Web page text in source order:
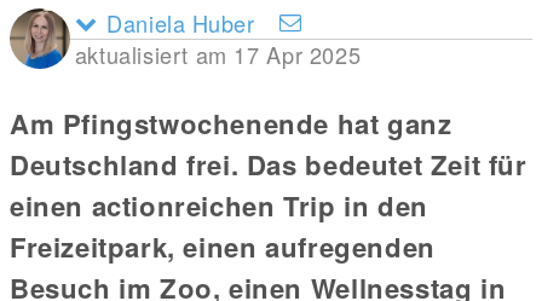
Daniela Huber
aktualisiert am 17 Apr 2025
Am Pfingstwochenende hat ganz
Deutschland frei. Das bedeutet Zeit für
einen actionreichen Trip in den
Freizeitpark, einen aufregenden
Besuch im Zoo, einen Wellnesstag in